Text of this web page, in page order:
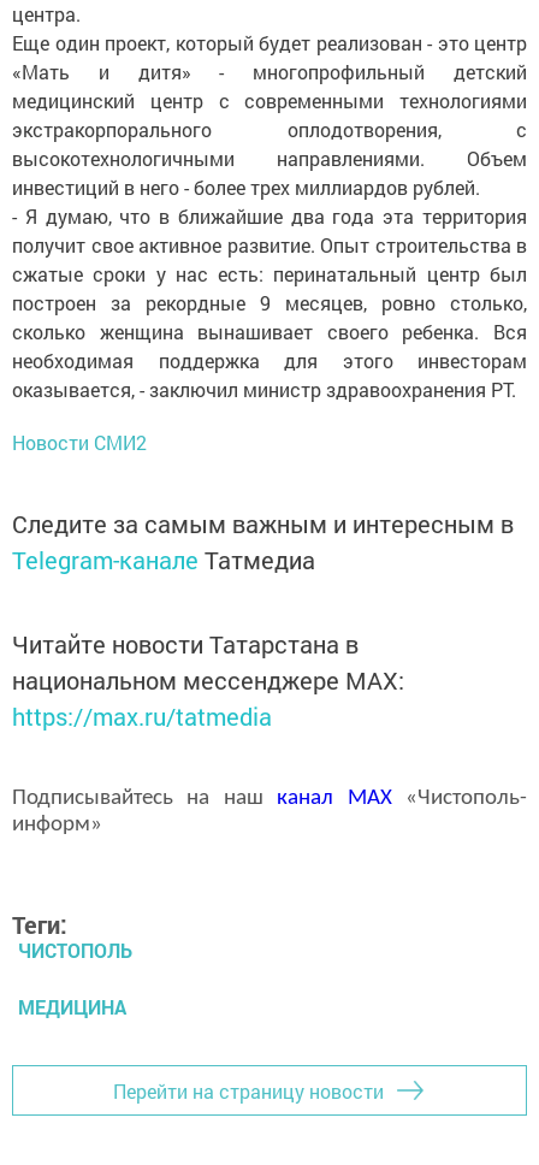
центра.
Еще один проект, который будет реализован - это центр
«Мать и дитя» - многопрофильный детский
медицинский центр с современными технологиями
экстракорпорального оплодотворения, с
высокотехнологичными направлениями. Объем
инвестиций в него - более трех миллиардов рублей.
- Я думаю, что в ближайшие два года эта территория
получит свое активное развитие. Опыт строительства в
сжатые сроки у нас есть: перинатальный центр был
построен за рекордные 9 месяцев, ровно столько,
сколько женщина вынашивает своего ребенка. Вся
необходимая поддержка для этого инвесторам
оказывается, - заключил министр здравоохранения РТ.
Новости СМИ2
Следите за самым важным и интересным в
Telegram-канале Татмедиа
Читайте новости Татарстана в
национальном мессенджере MАХ:
https://max.ru/tatmedia
Подписывайтесь на наш канал MAX«Чистополь-
информ»
Теги:
ЧИСТОПОЛЬ
МЕДИЦИНА
Перейти на страницу новости